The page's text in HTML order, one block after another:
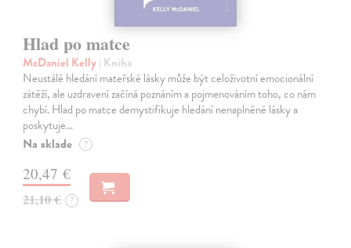
Hlad po matce
McDaniel Kelly| Kniha
Neustálé hledání mateřské lásky může být celoživotní emocionální
zátěží, ale uzdravení začíná poznáním a pojmenováním toho, co nám
chybí. Hlad po matce demystifikuje hledání nenaplněné lásky a
poskytuje…
Na sklade ?
20,47 €
21,10 € ?